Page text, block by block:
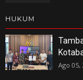
HUKUM
Ago 05,